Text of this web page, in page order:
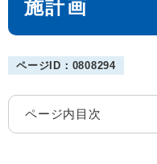
施計画
ページID：0808294
ページ内目次